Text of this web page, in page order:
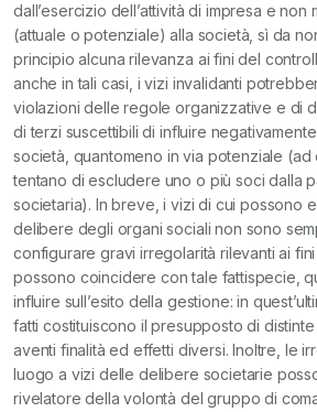
dall’esercizio dell’attività di impresa e
(attuale o potenziale) alla società, sì da
principio alcuna rilevanza ai fini del
anche in tali casi, i vizi invalidanti
violazioni delle regole organizzative e di
di terzi suscettibili di influire
società, quantomeno in via potenziale (ad
tentano di escludere uno o più soci dalla
societaria). In breve, i vizi di cui possono
delibere degli organi sociali non sono
configurare gravi irregolarità rilevanti ai fini
possono coincidere con tale fattispecie,
influire sull’esito della gestione: in
fatti costituiscono il presupposto di
aventi finalità ed effetti diversi. Inoltre, le
luogo a vizi delle delibere societarie
rivelatore della volontà del gruppo di